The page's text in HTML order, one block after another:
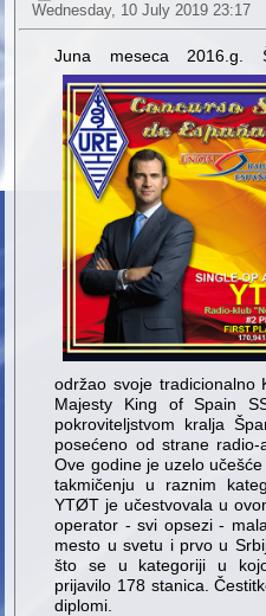
Wednesday, 10 July 2019 23:17
Juna meseca 2016.g.
održao svoje tradicionalno
Majesty King of Spain
pokroviteljstvom kralja
posećeno od strane radio-
Ove godine je uzelo
takmičenju u raznim
YTØT je učestvovala u
operator - svi opsezi -
mesto u svetu i prvo u
što se u kategoriji u
prijavilo 178 stanica.
diplomi.